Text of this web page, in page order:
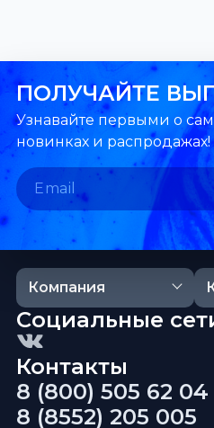
ПОЛУЧАЙТЕ
Узнавайте первыми о
новинках и распродажах!
Компания
Контакты
8 (800) 505 62 04
8 (8552) 205 005
Социальные